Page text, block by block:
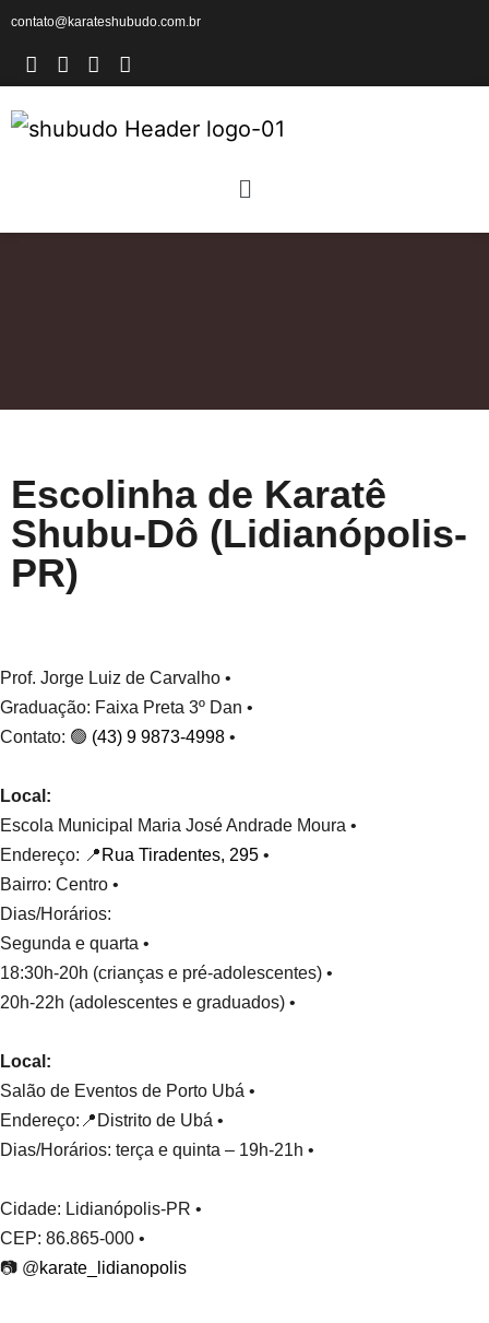
contato@karateshubudo.com.br
Escolinha de Karatê
Shubu-Dô (Lidianópolis-
PR)
Prof. Jorge Luiz de Carvalho •
Graduação: Faixa Preta 3º Dan •
Contato: 🟢 (43) 9 9873-4998 •
Local:
Escola Municipal Maria José Andrade Moura •
Endereço: 📍 Rua Tiradentes, 295 •
Bairro: Centro •
Dias/Horários:
Segunda e quarta •
18:30h-20h (crianças e pré-adolescentes) •
20h-22h (adolescentes e graduados) •
Local:
Salão de Eventos de Porto Ubá •
Endereço:📍Distrito de Ubá •
Dias/Horários: terça e quinta – 19h-21h •
Cidade: Lidianópolis-PR •
CEP: 86.865-000 •
📷 @karate_lidianopolis